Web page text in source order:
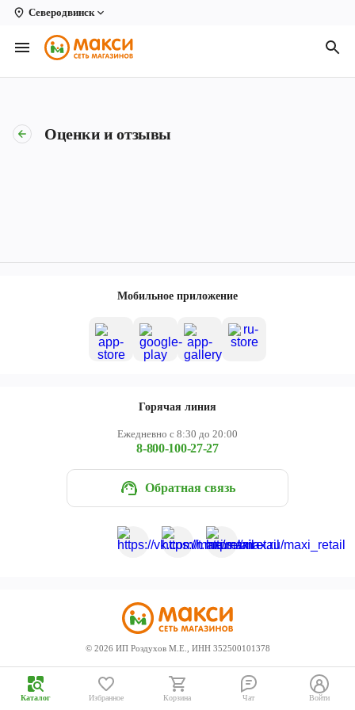
Северодвинск
Вологда
Архангельск
Киров
Новодвинск
Оценки и отзывы
Мобильное приложение
Горячая линия
Ежедневно с 8:30 до 20:00
8-800-100-27-27
Обратная связь
© 2026 ИП Роздухов М.Е., ИНН 352500101378
Каталог Избранное Корзина Чат Войти